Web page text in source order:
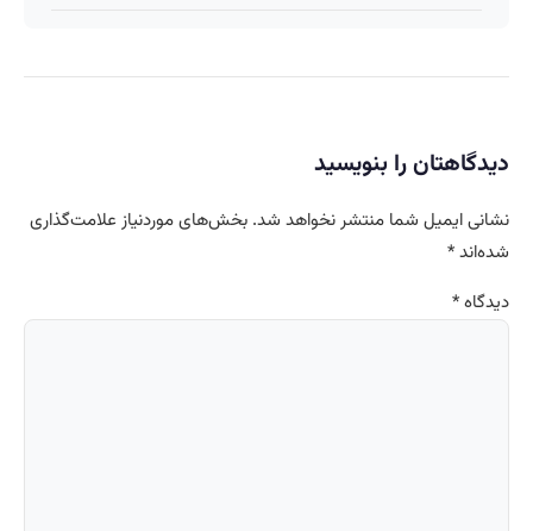
دیدگاهتان را بنویسید
نشانی ایمیل شما منتشر نخواهد شد. بخش‌های موردنیاز علامت‌گذاری
شده‌اند*
دیدگاه*